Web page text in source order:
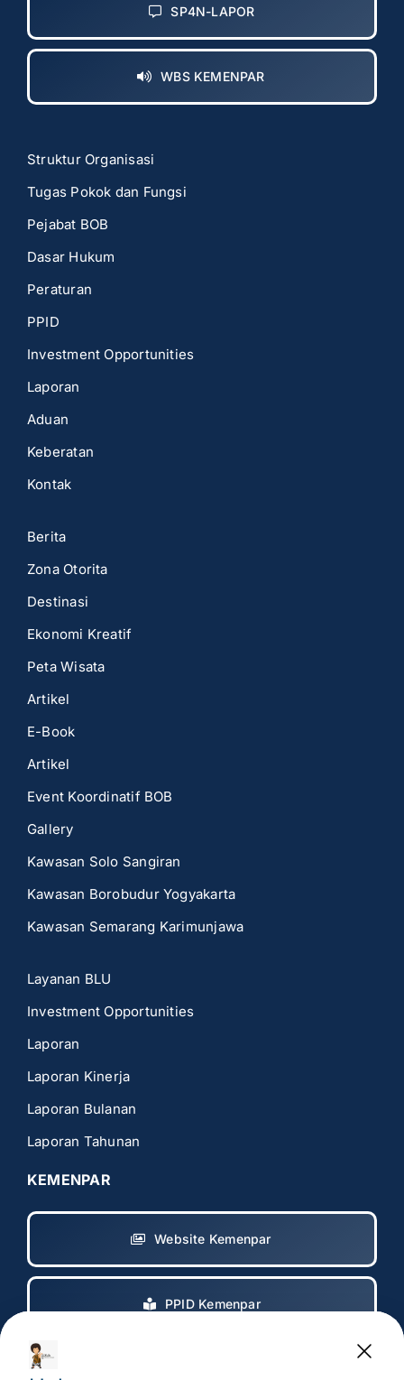
SP4N-LAPOR
WBS KEMENPAR
Struktur Organisasi
Tugas Pokok dan Fungsi
Pejabat BOB
Dasar Hukum
Peraturan
PPID
Investment Opportunities
Laporan
Aduan
Keberatan
Kontak
Berita
Zona Otorita
Destinasi
Ekonomi Kreatif
Peta Wisata
Artikel
E-Book
Artikel
Event Koordinatif BOB
Gallery
Kawasan Solo Sangiran
Kawasan Borobudur Yogyakarta
Kawasan Semarang Karimunjawa
Layanan BLU
Investment Opportunities
Laporan
Laporan Kinerja
Laporan Bulanan
Laporan Tahunan
KEMENPAR
Website Kemenpar
PPID Kemenpar